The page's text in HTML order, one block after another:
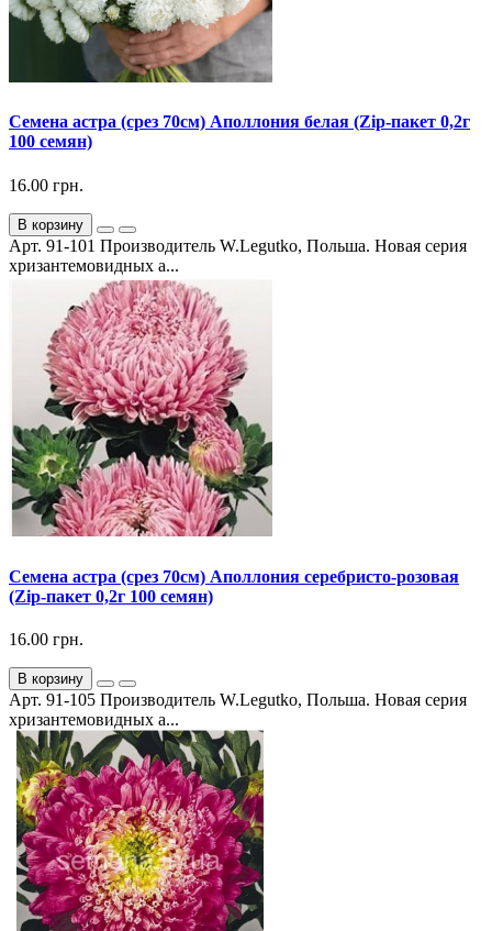
Семена астра (срез 70см) Аполлония белая (Zip-пакет 0,2г
100 семян)
16.00 грн.
В корзину
Арт. 91-101 Производитель W.Legutko, Польша. Новая серия
хризантемовидных а...
Семена астра (срез 70см) Аполлония серебристо-розовая
(Zip-пакет 0,2г 100 семян)
16.00 грн.
В корзину
Арт. 91-105 Производитель W.Legutko, Польша. Новая серия
хризантемовидных а...